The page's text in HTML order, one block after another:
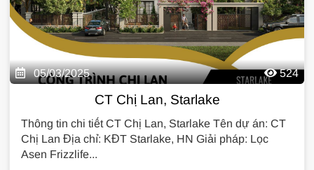
05/03/2025 524
CT Chị Lan, Starlake
Thông tin chi tiết CT Chị Lan, Starlake Tên dự án: CT
Chị Lan Địa chỉ: KĐT Starlake, HN Giải pháp: Lọc
Asen Frizzlife...